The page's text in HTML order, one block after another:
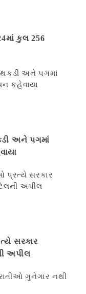
કુલ 256
અને પગમાં
સરકાર
અપીલ